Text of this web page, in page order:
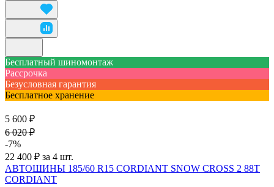
Бесплатный шиномонтаж
Рассрочка
Безусловная гарантия
Бесплатное хранение
5 600 ₽
6 020 ₽
-7%
22 400 ₽ за 4 шт.
АВТОШИНЫ 185/60 R15 CORDIANT SNOW CROSS 2 88T
CORDIANT